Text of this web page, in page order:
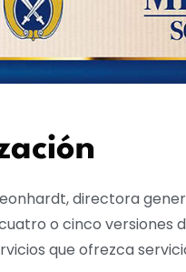
directora
o cinco versiones
que ofrezca